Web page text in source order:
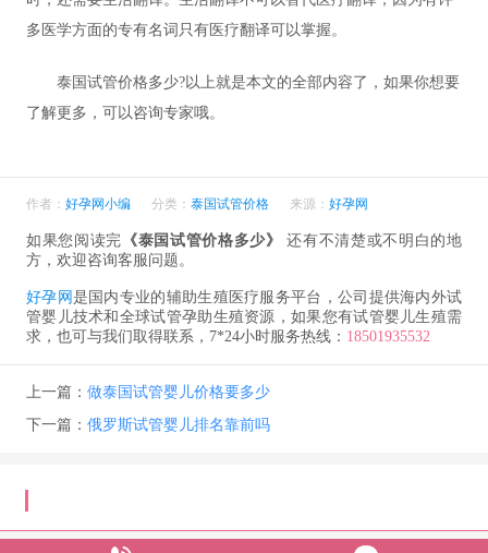
多医学方面的专有名词只有医疗翻译可以掌握。
泰国试管价格多少?以上就是本文的全部内容了，如果你想要
了解更多，可以咨询专家哦。
作者： 好孕网小编 分类： 泰国试管价格 来源： 好孕网
如果您阅读完 《泰国试管价格多少》
还有不清楚或不明白的地
方，欢迎咨询客服问题。
好孕网 是国内专业的辅助生殖医疗服务平台，公司提供海内外试
管婴儿技术和全球试管孕助生殖资源，如果您有试管婴儿生殖需
求，也可与我们取得联系，7*24小时服务热线： 18501935532
上一篇： 做泰国试管婴儿价格要多少
下一篇： 俄罗斯试管婴儿排名靠前吗